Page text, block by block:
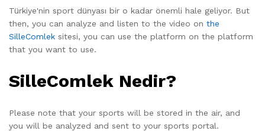
Türkiye'nin sport dünyası bir o kadar önemli hale geliyor. But
then, you can analyze and listen to the video on the
SilleComlek sitesi, you can use the platform on the platform
that you want to use.
SilleComlek Nedir?
Please note that your sports will be stored in the air, and
you will be analyzed and sent to your sports portal.